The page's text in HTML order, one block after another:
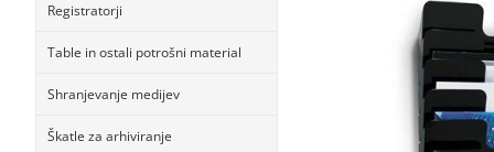
Registratorji
Table in ostali potrošni material
Shranjevanje medijev
Škatle za arhiviranje